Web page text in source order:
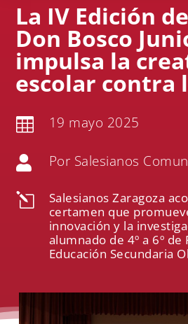
La IV Edición
Don Bosco
impulsa la
escolar contra
 19 mayo 2025
 Por Salesianos
l
Salesianos Zaragoza
certamen que
innovación y la
alumnado de 4º a 6º
Educación Secundaria